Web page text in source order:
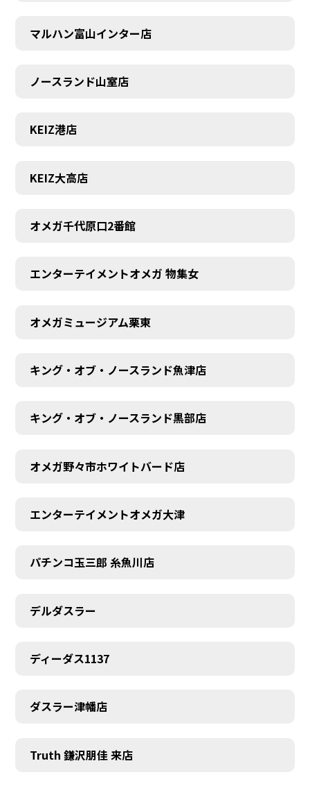
マルハン富山インター店
ノースランド山室店
KEIZ港店
KEIZ大高店
オメガ千代原口2番館
エンターテイメントオメガ 物集女
オメガミュージアム栗東
キング・オブ・ノースランド魚津店
キング・オブ・ノースランド黒部店
オメガ野々市ホワイトバード店
エンターテイメントオメガ大津
パチンコ玉三郎 糸魚川店
デルダスラー
ディーダス1137
ダスラー津幡店
Truth 鎌沢朋佳 来店